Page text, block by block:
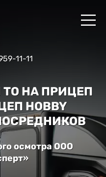
11-11
НА ПРИЦЕП
HOBBY
осмотра ООО